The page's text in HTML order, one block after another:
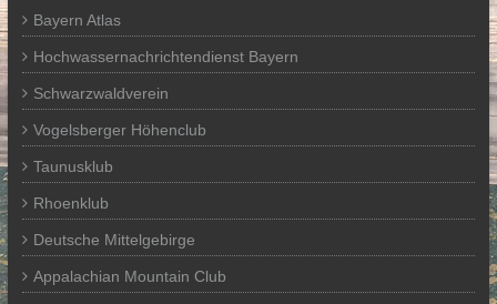
Bayern Atlas
Hochwassernachrichtendienst Bayern
Schwarzwaldverein
Vogelsberger Höhenclub
Taunusklub
Rhoenklub
Deutsche Mittelgebirge
Appalachian Mountain Club